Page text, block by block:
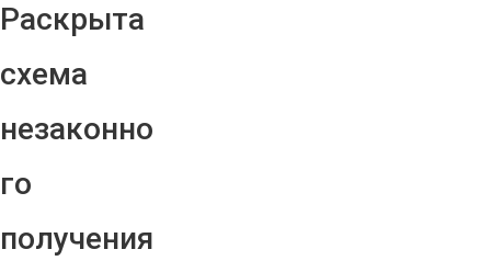
Раскрыта
схема
незаконно
го
получения